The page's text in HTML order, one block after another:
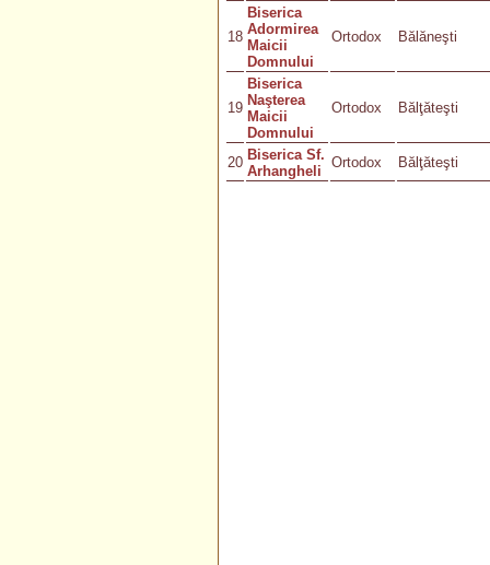
18
Biserica
Adormirea
Maicii
Domnului
Ortodox Bălăneşti
19
Biserica
Naşterea
Maicii
Domnului
Ortodox Bălţăteşti
20 Biserica Sf.
Arhangheli
Ortodox Bălţăteşti